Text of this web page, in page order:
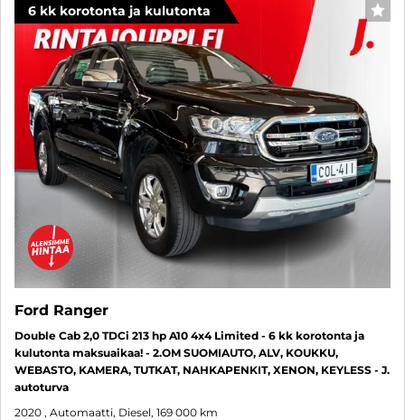
6 kk korotonta ja kulutonta
Ford Ranger
Double Cab 2,0 TDCi 213 hp A10 4x4 Limited - 6 kk korotonta ja
kulutonta maksuaikaa! - 2.OM SUOMIAUTO, ALV, KOUKKU,
WEBASTO, KAMERA, TUTKAT, NAHKAPENKIT, XENON, KEYLESS - J.
autoturva
2020 , Automaatti, Diesel, 169 000 km